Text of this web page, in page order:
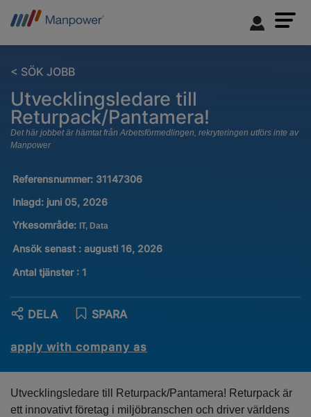
< SÖK JOBB
Utvecklingsledare till
Returpack/Pantamera!
Det här jobbet är hämtat från Arbetsförmedlingen, rekryteringen utförs inte av
Manpower
Referensnummer: 31147306
Inlagd: juni 05, 2026
Yrkesområde: IT, Data
Ansök senast : augusti 16, 2026
Antal tjänster : 1
apply with company as
SPARA
DELA
Utvecklingsledare till Returpack/Pantamera! Returpack är
ett innovativt företag i miljöbranschen och driver världens